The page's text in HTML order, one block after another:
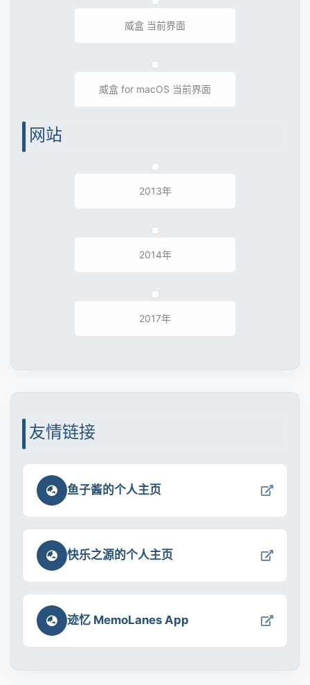
威盒 当前界面
威盒 for macOS 当前界面
网站
2013年
2014年
2017年
友情链接
鱼子酱的个人主页
快乐之源的个人主页
迹忆 MemoLanes App